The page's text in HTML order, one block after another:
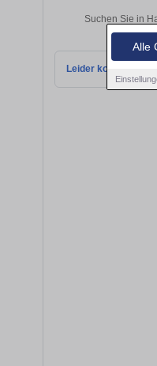
Alle
Suchen Sie in
Egal, ob
Leider konnten wir